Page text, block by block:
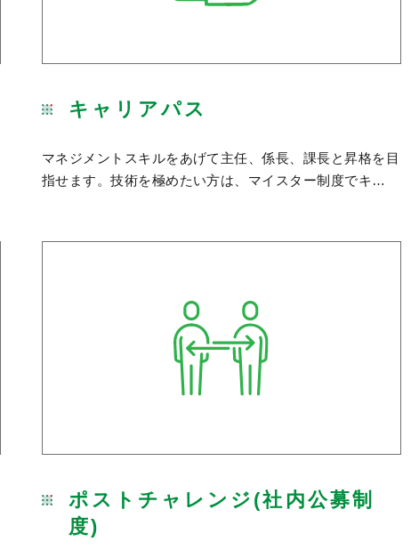
キャリアパス
マネジメントスキルをあげて主任、係長、課長と昇格を目
指せます。技術を極めたい方は、マイスター制度でキ…
ポストチャレンジ(社内公募制
度)